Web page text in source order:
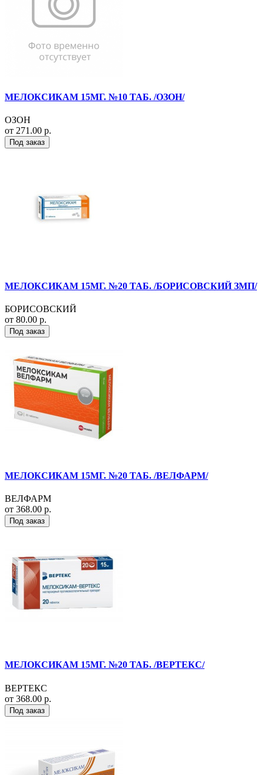
МЕЛОКСИКАМ 15МГ. №10 ТАБ. /ОЗОН/
ОЗОН
от 271.00 р.
Под заказ
МЕЛОКСИКАМ 15МГ. №20 ТАБ. /БОРИСОВСКИЙ ЗМП/
БОРИСОВСКИЙ
от 80.00 р.
Под заказ
МЕЛОКСИКАМ 15МГ. №20 ТАБ. /ВЕЛФАРМ/
ВЕЛФАРМ
от 368.00 р.
Под заказ
МЕЛОКСИКАМ 15МГ. №20 ТАБ. /ВЕРТЕКС/
ВЕРТЕКС
от 368.00 р.
Под заказ